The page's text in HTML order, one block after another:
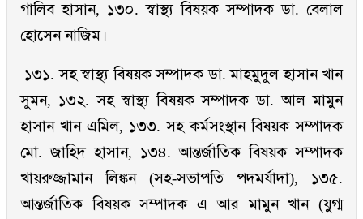
গালিব হাসান, ১৩০. স্বাস্থ্য বিষয়ক সম্পাদক ডা. বেলাল
হোসেন নাজিম।
১৩১. সহ স্বাস্থ্য বিষয়ক সম্পাদক ডা. মাহমুদুল হাসান খান
সুমন, ১৩২. সহ স্বাস্থ্য বিষয়ক সম্পাদক ডা. আল মামুন
হাসান খান এমিল, ১৩৩. সহ কর্মসংস্থান বিষয়ক সম্পাদক
মো. জাহিদ হাসান, ১৩৪. আন্তর্জাতিক বিষয়ক সম্পাদক
খায়রুজ্জামান লিঙ্কন (সহ-সভাপতি পদমর্যাদা), ১৩৫.
আন্তর্জাতিক বিষয়ক সম্পাদক এ আর মামুন খান (যুগ্ম